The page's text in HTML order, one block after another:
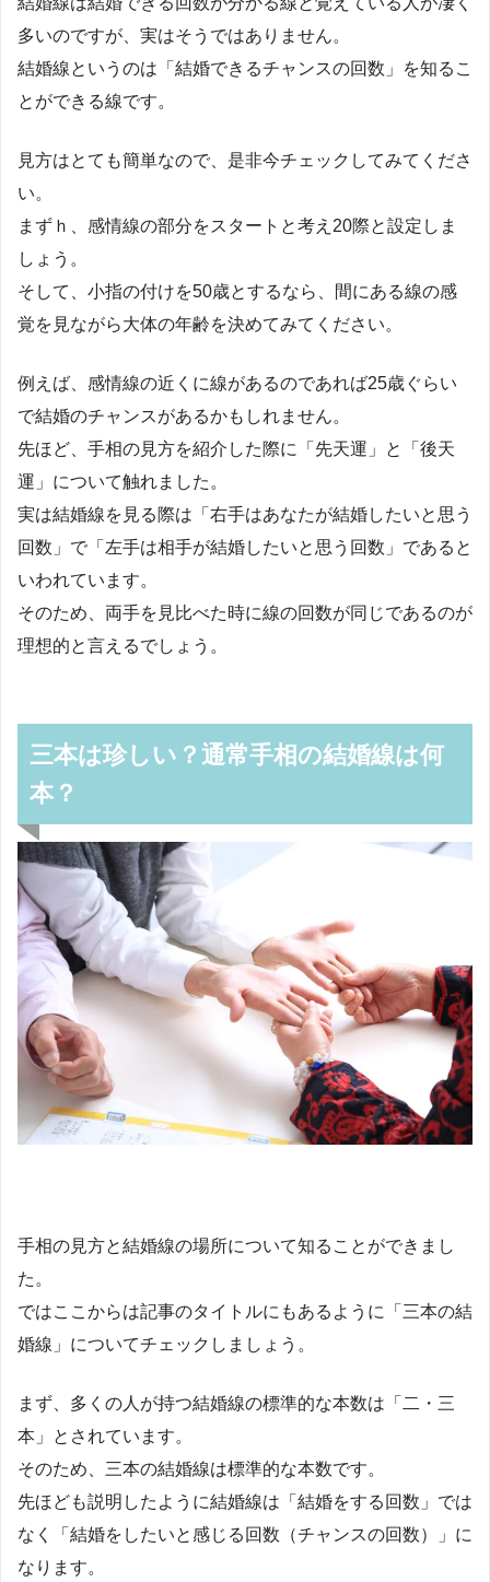
多いのですが、実はそうではありません。
結婚線というのは「結婚できるチャンスの回数」を知るこ
とができる線です。
見方はとても簡単なので、是非今チェックしてみてくださ
い。
まずｈ、感情線の部分をスタートと考え20際と設定しま
しょう。
そして、小指の付けを50歳とするなら、間にある線の感
覚を見ながら大体の年齢を決めてみてください。
例えば、感情線の近くに線があるのであれば25歳ぐらい
で結婚のチャンスがあるかもしれません。
先ほど、手相の見方を紹介した際に「先天運」と「後天
運」について触れました。
実は結婚線を見る際は「右手はあなたが結婚したいと思う
回数」で「左手は相手が結婚したいと思う回数」であると
いわれています。
そのため、両手を見比べた時に線の回数が同じであるのが
理想的と言えるでしょう。
三本は珍しい？通常手相の結婚線は何
本？
手相の見方と結婚線の場所について知ることができまし
た。
ではここからは記事のタイトルにもあるように「三本の結
婚線」についてチェックしましょう。
まず、多くの人が持つ結婚線の標準的な本数は「二・三
本」とされています。
そのため、三本の結婚線は標準的な本数です。
先ほども説明したように結婚線は「結婚をする回数」では
なく「結婚をしたいと感じる回数（チャンスの回数）」に
なります。